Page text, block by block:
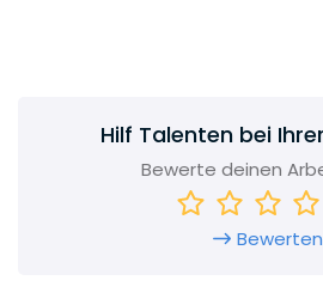
Hilf Talenten bei
Bewerte deinen
Bewerten